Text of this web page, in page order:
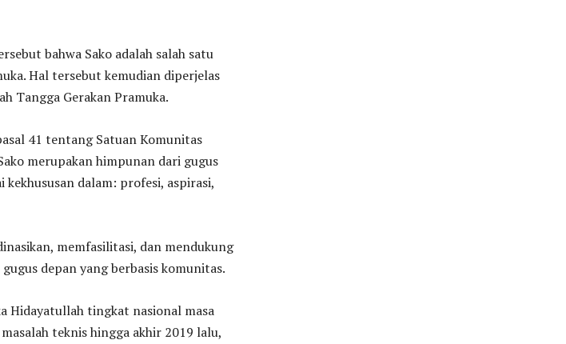
bahwa Sako adalah salah satu
Hal tersebut kemudian diperjelas
Tangga Gerakan Pramuka.
41 tentang Satuan Komunitas
merupakan himpunan dari gugus
dalam: profesi, aspirasi,
memfasilitasi, dan mendukung
depan yang berbasis komunitas.
Hidayatullah tingkat nasional masa
teknis hingga akhir 2019 lalu,